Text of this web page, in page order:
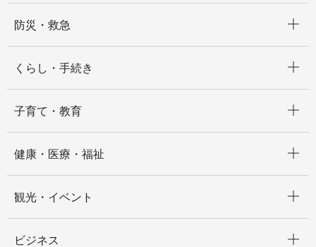
防災・救急
くらし・手続き
子育て・教育
健康・医療・福祉
観光・イベント
ビジネス